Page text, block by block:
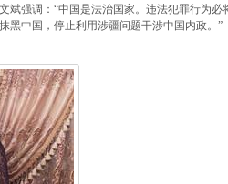
斌强调：“中国是法治国家。违法犯罪行为必
黑中国，停止利用涉疆问题干涉中国内政。”